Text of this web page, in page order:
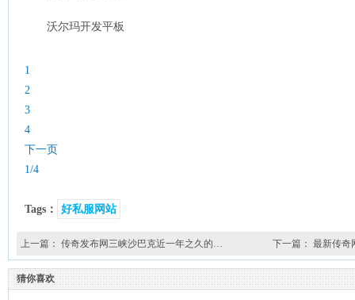
沃尔玛开发平板
1
2
3
4
下一页
1/4
Tags： 好私服网站
上一篇： 传奇发布网三峡沙巴克近一年之久的… 下一篇： 最新传奇
猜你喜欢